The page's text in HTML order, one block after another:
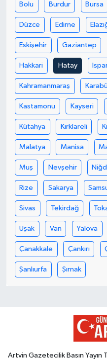
Bolu Burdur Bursa
Düzce Edirne
Eskişehir Gaziantep
Hakkari Hatay
Kahramanmaraş
Kastamonu Kayseri
Kütahya Kırklareli
Malatya Manisa
Muş Nevşehir
Rize Sakarya
Sivas Tekirdağ
Uşak Van Yalova
Çanakkale Çankırı
Şanlıurfa Şırnak
Artvin Gazetecilik Basın Yayın